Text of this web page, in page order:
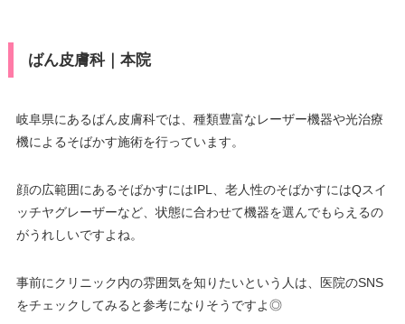
ばん皮膚科｜本院
岐阜県にあるばん皮膚科では、種類豊富なレーザー機器や光治療
機によるそばかす施術を行っています。
顔の広範囲にあるそばかすにはIPL、老人性のそばかすにはQスイ
ッチヤグレーザーなど、状態に合わせて機器を選んでもらえるの
がうれしいですよね。
事前にクリニック内の雰囲気を知りたいという人は、医院のSNS
をチェックしてみると参考になりそうですよ◎